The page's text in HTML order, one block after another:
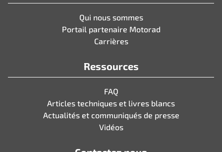
Qui nous sommes
Portail partenaire Motorad
Carrières
Ressources
FAQ
Articles techniques et livres blancs
Actualités et communiqués de presse
Vidéos